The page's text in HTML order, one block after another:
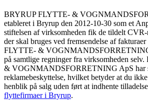
BRYRUP FLYTTE- &
etableret i Bryrup den 2012-10-30 som et
stiftelsen af virksomheden fik de tildelt
der skal bruges ved fremsendelse af
FLYTTE- &
på samtlige regninger fra virksomheden
& VOGNMANDSFORRETNING ApS har
reklamebeskyttelse, hvilket betyder at du
henblik på salg uden ført at indhente
flyttefirmaer i Bryrup.